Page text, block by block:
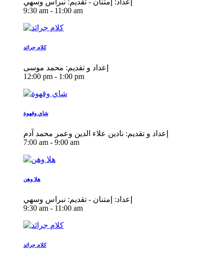
9:30 am - 11:00 am
كلام جرائد
إعداد و تقديم: محمد موسى
12:00 pm - 1:00 pm
شاي وقهوة
إعداد و تقديم: نادين علاء الدين وعمر محمد آدم
7:00 am - 9:00 am
هلا وهن
إعداد: إمتنان - تقديم: نبراس وسهي
9:30 am - 11:00 am
كلام جرائد